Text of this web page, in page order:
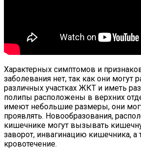
Характерных симптомов и
заболевания нет, так как они могут
различных участках ЖКТ и иметь
полипы расположены в верхних
имеют небольшие размеры, они
проявлять. Новообразования,
кишечнике могут вызывать
заворот, инвагинацию кишечника, а
кровотечение.